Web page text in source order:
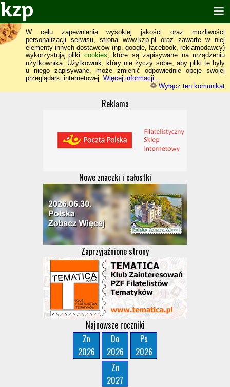
W celu zapewnienia wysokiej jakości oraz możliwości
personalizacji serwisu, strona www.kzp.pl oraz zawarte w niej
elementy innych dostawców (np. google, facebook, reklamodawcy)
wykorzystują pliki cookies, które są zapisywane na urządzeniu
użytkownika. Użytkownik, który nie życzy sobie, aby pliki te były
u niego zapisywane, może zmienić odpowiednie opcje swojej
przeglądarki internetowej. Więcej informacji...
Wyłącz ten komunikat
Reklama
Nowe znaczki i całostki
Zaprzyjaźnione strony
Najnowsze roczniki
Zn
2026
Do
2026
Ps
2026
Zn
2027